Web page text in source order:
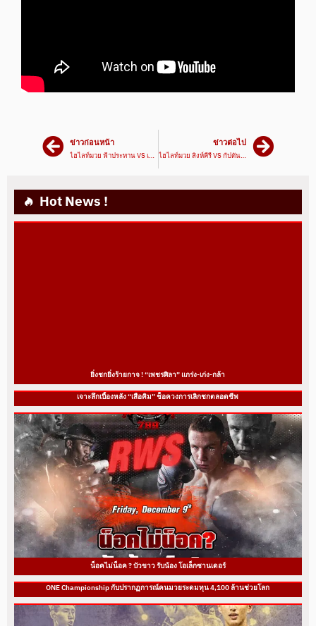
ข่าวก่อนหน้า
ไฮไลท์มวย ฟ้าประทาน VS เพชรสีทอง | ศึกมวยมันส์วันศุกร์ 19/03/64 | มวยเด็ด789
ข่าวต่อไป
ไฮไลท์มวย สิงห์คีรี VS กัปตันทีม | ศึกมวยมันส์วันศุกร์ 19/03/64 | มวยเด็ด789
Hot News !
ยิ่งชกยิ่งร้ายกาจ ! “เพชรศิลา” แกร่ง-เก่ง-กล้า
เจาะลึกเบื้องหลัง “เสือคิม” ช็อควงการเลิกชกตลอดชีพ
น็อคไม่น็อค ? บัวขาว รับน้อง โอเล็กซานเดอร์
ONE Championship กับปรากฏการณ์คนมวยระดมทุน 4,100 ล้านช่วยโลก